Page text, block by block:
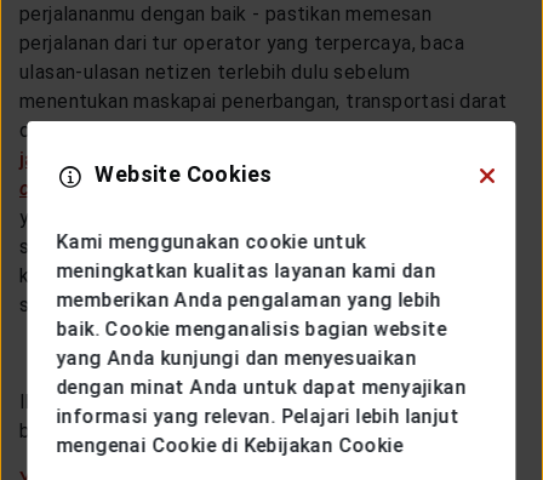
perjalananmu dengan baik - pastikan memesan
perjalanan dari tur operator yang terpercaya, baca
ulasan-ulasan netizen terlebih dulu sebelum
menentukan maskapai penerbangan, transportasi darat
dan hotel yang akan kamu gunakan, dan tentunya
jangan lupa untuk membeli polis asuransi yang meng-
coversemua risiko perjalanan dan kecelakaan
yang (sambil ketok-ketok meja) mungkin bisa terjadi
saat kamu di tujuan wisata nanti. Selamat berpetualang
ke destinasi paling indah dan palinganti mainstream
seluruh dunia!
Ikuti nalurimu untuk bertualang dengan berbagai tips
brilian untuk keliling dunia dengan mudah dan praktis:
Website Cookies
Kami menggunakan cookie untuk
meningkatkan kualitas layanan kami dan
memberikan Anda pengalaman yang lebih
baik. Cookie menganalisis bagian website
yang Anda kunjungi dan menyesuaikan
dengan minat Anda untuk dapat menyajikan
informasi yang relevan. Pelajari lebih lanjut
mengenai Cookie di Kebijakan Cookie